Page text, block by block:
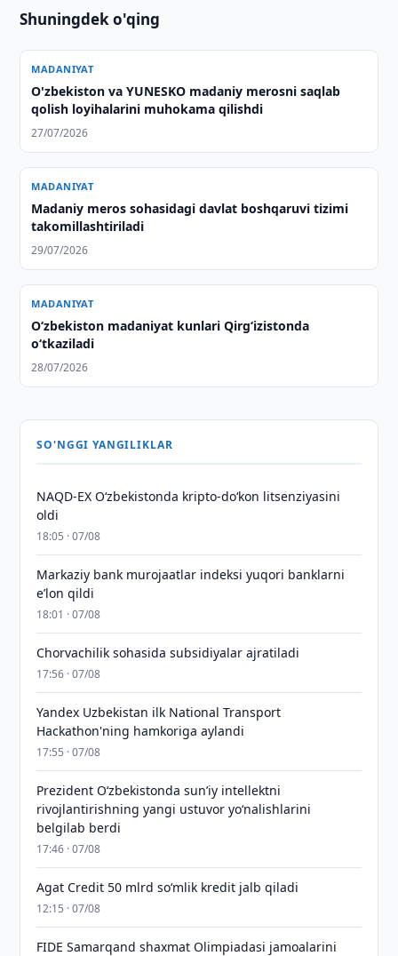
Shuningdek o'qing
MADANIYAT
O'zbekiston va YUNESKO madaniy merosni saqlab
qolish loyihalarini muhokama qilishdi
27/07/2026
MADANIYAT
Madaniy meros sohasidagi davlat boshqaruvi tizimi
takomillashtiriladi
29/07/2026
MADANIYAT
O‘zbekiston madaniyat kunlari Qirg‘izistonda
o‘tkaziladi
28/07/2026
SO'NGGI YANGILIKLAR
NAQD-EX O‘zbekistonda kripto-do‘kon litsenziyasini
oldi
18:05 · 07/08
Markaziy bank murojaatlar indeksi yuqori banklarni
eʼlon qildi
18:01 · 07/08
Chorvachilik sohasida subsidiyalar ajratiladi
17:56 · 07/08
Yandex Uzbekistan ilk National Transport
Hackathon'ning hamkoriga aylandi
17:55 · 07/08
Prezident Oʻzbekistonda sunʼiy intellektni
rivojlantirishning yangi ustuvor yoʻnalishlarini
belgilab berdi
17:46 · 07/08
Agat Credit 50 mlrd so‘mlik kredit jalb qiladi
12:15 · 07/08
FIDE Samarqand shaxmat Olimpiadasi jamoalarini